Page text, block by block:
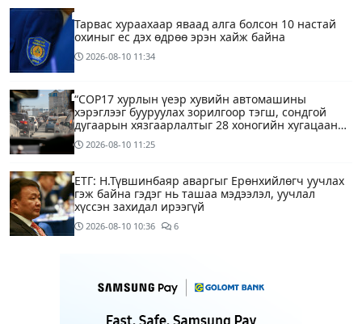
Тарвас хураахаар яваад алга болсон 10 настай
охиныг ес дэх өдрөө эрэн хайж байна
2026-08-10 11:34
“COP17 хурлын үеэр хувийн автомашины
хэрэглээг бууруулах зорилгоор тэгш, сондгой
дугаарын хязгаарлалтыг 28 хоногийн хугацаанд
хийнэ“
2026-08-10 11:25
ЕТГ: Н.Түвшинбаяр аваргыг Ерөнхийлөгч уучлах
гэж байна гэдэг нь ташаа мэдээлэл, уучлал
хүссэн захидал ирээгүй
2026-08-10 10:36 6
хязгаарлалтаар хөдөлгөөнд оролцоно